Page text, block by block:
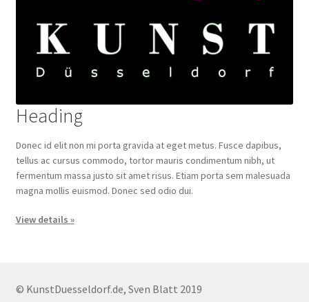
Heading
Donec id elit non mi porta gravida at eget metus. Fusce dapibus,
tellus ac cursus commodo, tortor mauris condimentum nibh, ut
fermentum massa justo sit amet risus. Etiam porta sem malesuada
magna mollis euismod. Donec sed odio dui.
View details »
© KunstDuesseldorf.de, Sven Blatt 2019